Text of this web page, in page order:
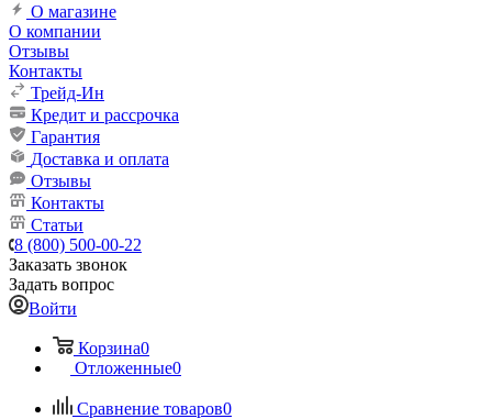
О магазине
О компании
Отзывы
Контакты
Трейд-Ин
Кредит и рассрочка
Гарантия
Доставка и оплата
Отзывы
Контакты
Статьи
8 (800) 500-00-22
Заказать звонок
Задать вопрос
Войти
Корзина0
Отложенные0
Сравнение товаров0